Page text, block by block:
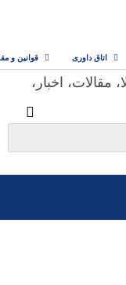
اتاق داوری قوانین و
اخبار،